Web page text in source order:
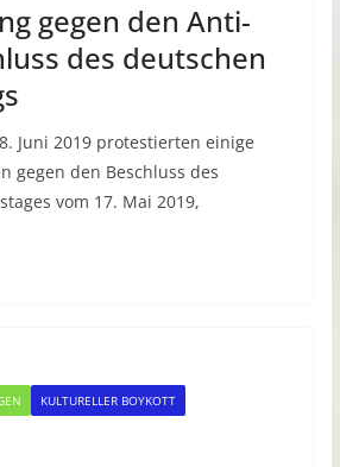
gegen den Anti-
des deutschen
Juni 2019 protestierten einige
gegen den Beschluss des
vom 17. Mai 2019,
KULTURELLER BOYKOTT